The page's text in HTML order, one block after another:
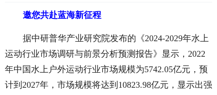
邀您共赴蓝海新征程
据中研普华产业研究院发布的《2024-2029年水上
运动行业市场调研与前景分析预测报告》显示，2022
年中国水上户外运动行业市场规模为5742.05亿元，预
计到2027年，市场规模将达到10823.98亿元，显示出强